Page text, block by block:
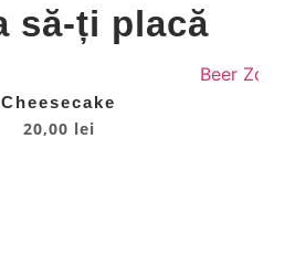
să-ți placă
Cheesecake
20,00 lei